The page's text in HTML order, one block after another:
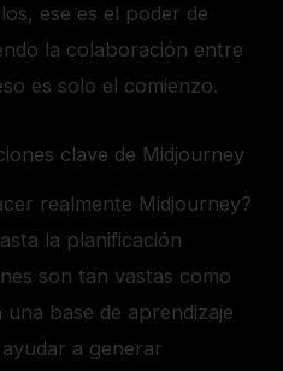
ese es el poder de
la colaboración entre
es solo el comienzo.
clave de Midjourney
realmente Midjourney?
la planificación
son tan vastas como
base de aprendizaje
a generar